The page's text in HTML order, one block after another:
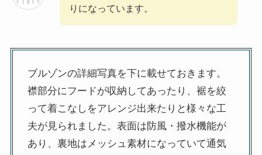
りになっています。
ブルゾンの詳細写真を下に載せておきます。
襟部分にフードが収納してあったり、裾を絞
って着こなしをアレンジ出来たりと様々な工
夫が見られました。表面は防風・撥水機能が
あり、裏地はメッシュ素材になっていて通気